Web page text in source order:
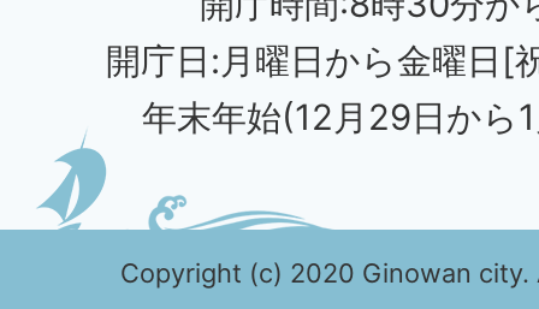
開庁日:月曜日から金曜日[
年末年始(12月29日から
Copyright (c) 2020 Ginowan city.